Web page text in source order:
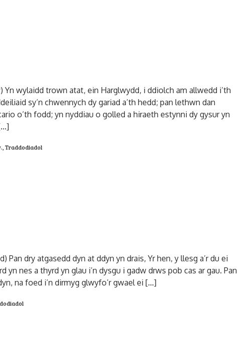
Yn wylaidd trown atat, ein Harglwydd, i ddiolch am allwedd i’th
sy’n chwennych dy gariad a’th hedd; pan lethwn dan
o’th fodd; yn nyddiau o golled a hiraeth estynni dy gysur yn
Traddodiadol
Pan dry atgasedd dyn at ddyn yn drais, Yr hen, y llesg a’r du ei
yn nes a thyrd yn glau i’n dysgu i gadw drws pob cas ar gau. Pan
na foed i’n dirmyg glwyfo’r gwael ei […]